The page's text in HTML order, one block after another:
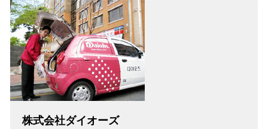
株式会社ダイオーズ